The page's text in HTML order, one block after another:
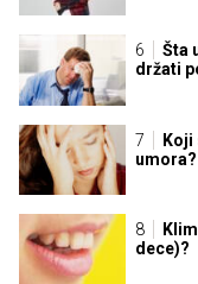
Šta
držati
dece)?